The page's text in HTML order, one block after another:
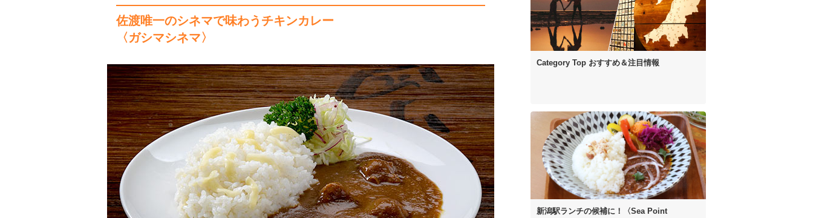
佐渡唯一のシネマで味わうチキンカレー
〈ガシマシネマ〉
Category Top おすすめ＆注目情報
新潟駅ランチの候補に！
〈Sea Point